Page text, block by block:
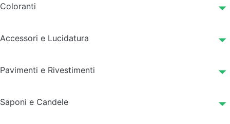
Coloranti
Accessori e Lucidatura
Pavimenti e Rivestimenti
Saponi e Candele